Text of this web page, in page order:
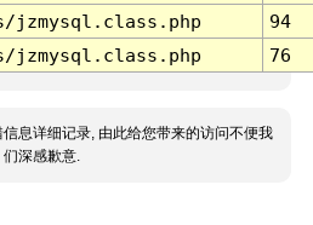
jzmysql.class.php
94
jzmysql.class.php 76
信息详细记录, 由此给您带来的访问不便我
们深感歉意.